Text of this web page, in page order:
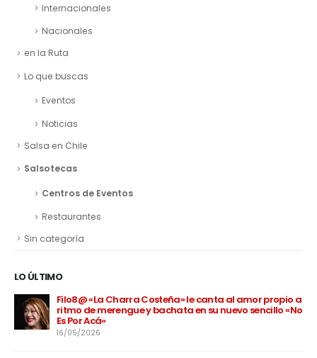
Internacionales
Nacionales
en la Ruta
Lo que buscas
Eventos
Noticias
Salsa en Chile
Salsotecas
Centros de Eventos
Restaurantes
Sin categoría
LO ÚLTIMO
Filo8@ «La Charra Costeña» le canta al amor propio a
ritmo de merengue y bachata en su nuevo sencillo «No
Es Por Acá»
16/05/2026